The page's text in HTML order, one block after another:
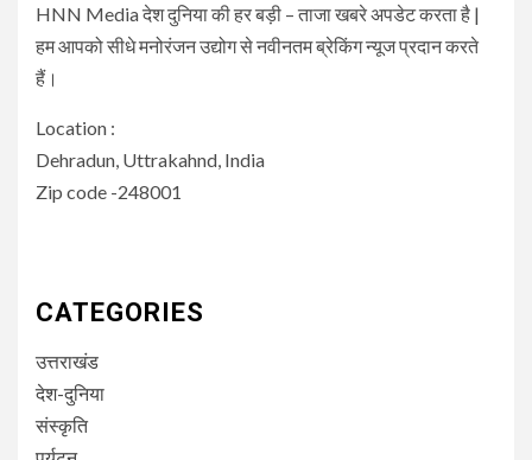
HNN Media देश दुनिया की हर बड़ी – ताजा खबरे अपडेट करता है |
हम आपको सीधे मनोरंजन उद्योग से नवीनतम ब्रेकिंग न्यूज प्रदान करते
हैं।
Location :
Dehradun, Uttrakahnd, India
Zip code -248001
CATEGORIES
उत्तराखंड
देश-दुनिया
संस्कृति